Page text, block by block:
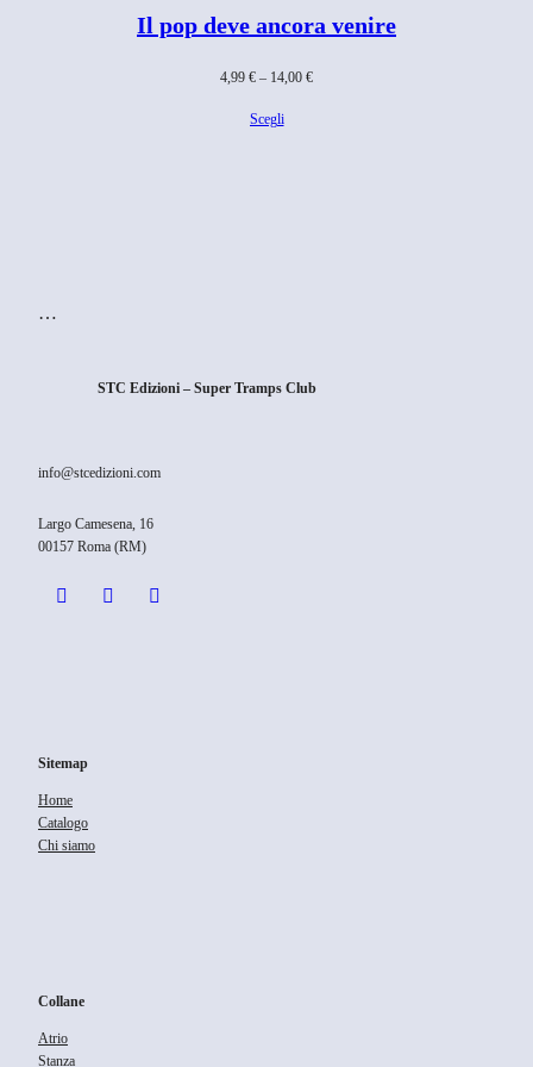
Il pop deve ancora venire
4,99 € – 14,00 €Fascia
Scegli
…
STC Edizioni – Super Tramps Club
info@stcedizioni.com
Largo Camesena, 16
00157 Roma (RM)
Sitemap
Home
Catalogo
Chi siamo
Collane
Atrio
Stanza